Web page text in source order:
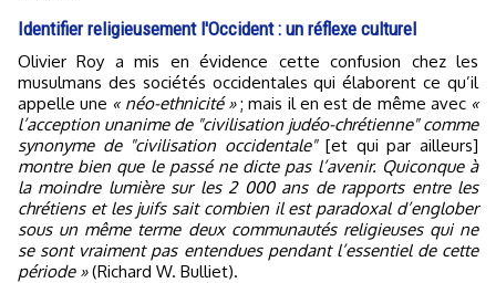
Identifier religieusement l'Occident : un réflexe culturel
Olivier Roy a mis en évidence cette confusion chez les
musulmans des sociétés occidentales qui élaborent ce qu’il
appelle une « néo-ethnicité »; mais il en est de même avec «
l’acception unanime de "civilisation judéo-chrétienne" comme
synonyme de "civilisation occidentale"[et qui par ailleurs]
montre bien que le passé ne dicte pas l’avenir. Quiconque à
la moindre lumière sur les 2 000 ans de rapports entre les
chrétiens et les juifs sait combien il est paradoxal d’englober
sous un même terme deux communautés religieuses qui ne
se sont vraiment pas entendues pendant l’essentiel de cette
période »(Richard W. Bulliet).